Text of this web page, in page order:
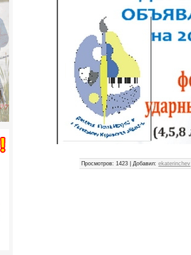
Просмотров: 1423 | Добавил:ekaterinchev